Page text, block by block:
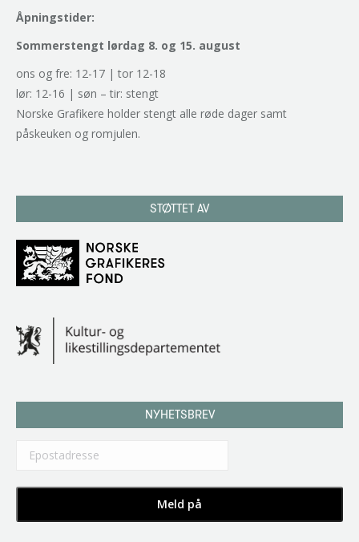
Åpningstider:
Sommerstengt lørdag 8. og 15. august
ons og fre: 12-17 | tor 12-18
lør: 12-16 | søn – tir: stengt
Norske Grafikere holder stengt alle røde dager samt
påskeuken og romjulen.
STØTTET AV
NYHETSBREV